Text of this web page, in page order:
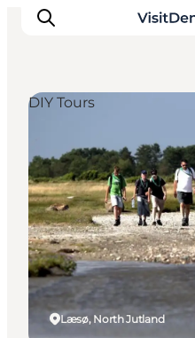
Ispirazioni
Dove andare
Cosa fare
Dove dormire
Pianifica il viaggio
Læsø, North Jutland
DIY Tours